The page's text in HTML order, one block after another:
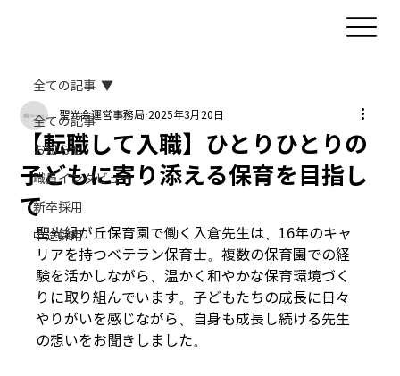
全ての記事
お知らせ
職員インタビュー
新卒採用
中途採用
全ての記事
【転職して入職】ひとりひとりの
子どもに寄り添える保育を目指し
て
聖光会運営事務局 2025年3月20日
聖光緑が丘保育園で働く入倉先生は、16年のキャ
リアを持つベテラン保育士。複数の保育園での経
験を活かしながら、温かく和やかな保育環境づく
りに取り組んでいます。子どもたちの成長に日々
やりがいを感じながら、自身も成長し続ける先生
の想いをお聞きしました。